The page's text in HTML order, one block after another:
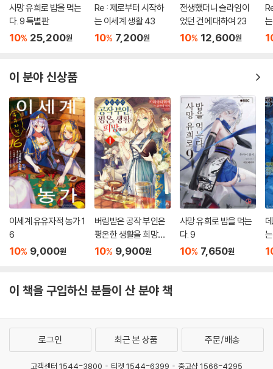
사망 유희로 밥을 먹는
다. 9 특별판
10% 25,200원
Re : 제로부터 시작하
는 이세계 생활 43
10% 7,200원
전생했더니 슬라임이
었던 건에 대하여 23
10% 12,600원
이 분야 신상품
이세계 유유자적 농가 1
6
10% 9,000원
버림받은 공작 부인은
평온한 생활을 희망합
니다 1
10% 9,900원
사망 유희로 밥을 먹는
다. 9
10% 7,650원
이 책을 구입하신 분들이 산 분야 책
로그인 최근 본 상품 주문/배송
고객센터 1544-3800 티켓 1544-6399 중고샵 1566-4295